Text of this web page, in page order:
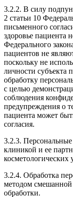
3.2.2. В силу
2 статьи 10
письменного
здоровье пациента
Федерального
пациентов не
поскольку не
личности субъекта
обработку
с целью
соблюдения
предупреждения о
пациента может
согласия.
3.2.3.
клиникой и ее
косметологических
3.2.4. Обработка
методом смешанной
обработки.